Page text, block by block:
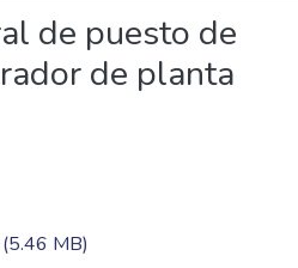
de puesto de
de planta
MB)